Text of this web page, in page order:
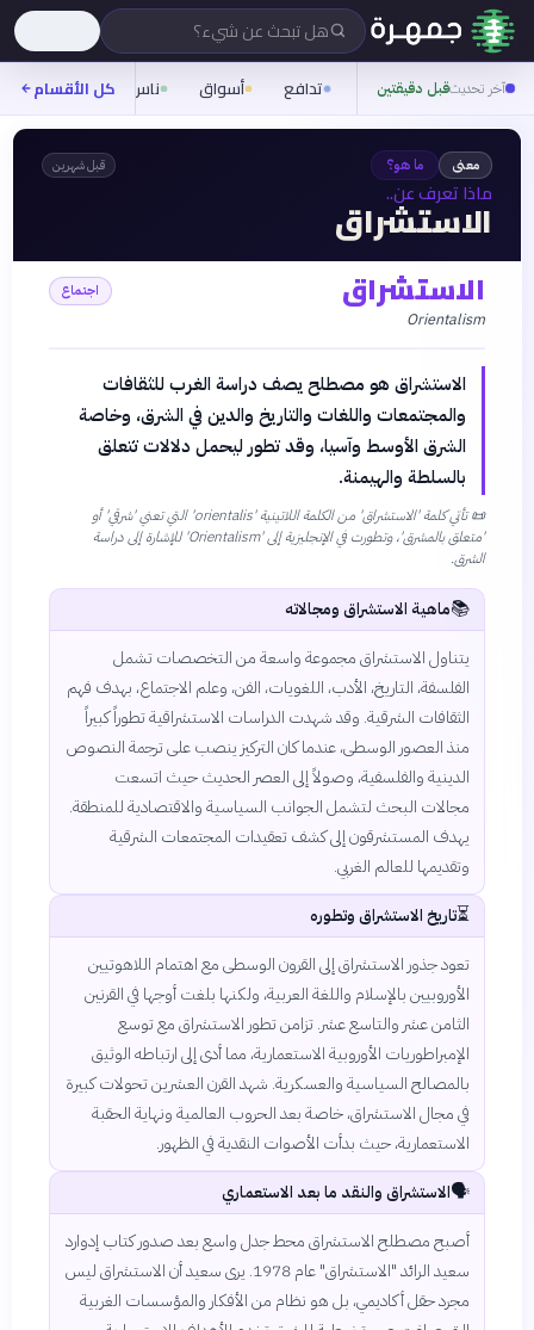
هل تبحث عن شيء؟
آخر تحديثقبل دقيقتين تدافع أسواق ناس روح
كل الأقسام
معنى ما هو؟ قبل شهرين
ماذا تعرف عن..
الاستشراق
الاستشراق
Orientalism
اجتماع
الاستشراق هو مصطلح يصف دراسة الغرب للثقافات
والمجتمعات واللغات والتاريخ والدين في الشرق، وخاصة
الشرق الأوسط وآسيا، وقد تطور ليحمل دلالات تتعلق
بالسلطة والهيمنة.
📜
تأتي كلمة 'الاستشراق' من الكلمة اللاتينية 'orientalis' التي تعني 'شرقي' أو
'متعلق بالمشرق'، وتطورت في الإنجليزية إلى 'Orientalism' للإشارة إلى دراسة
الشرق.
📚ماهية الاستشراق ومجالاته
يتناول الاستشراق مجموعة واسعة من التخصصات تشمل
الفلسفة، التاريخ، الأدب، اللغويات، الفن، وعلم الاجتماع، بهدف فهم
الثقافات الشرقية. وقد شهدت الدراسات الاستشراقية تطوراً كبيراً
منذ العصور الوسطى، عندما كان التركيز ينصب على ترجمة النصوص
الدينية والفلسفية، وصولاً إلى العصر الحديث حيث اتسعت
مجالات البحث لتشمل الجوانب السياسية والاقتصادية للمنطقة.
يهدف المستشرقون إلى كشف تعقيدات المجتمعات الشرقية
وتقديمها للعالم الغربي.
⏳تاريخ الاستشراق وتطوره
تعود جذور الاستشراق إلى القرون الوسطى مع اهتمام اللاهوتيين
الأوروبيين بالإسلام واللغة العربية، ولكنها بلغت أوجها في القرنين
الثامن عشر والتاسع عشر. تزامن تطور الاستشراق مع توسع
الإمبراطوريات الأوروبية الاستعمارية، مما أدى إلى ارتباطه الوثيق
بالمصالح السياسية والعسكرية. شهد القرن العشرين تحولات كبيرة
في مجال الاستشراق، خاصة بعد الحروب العالمية ونهاية الحقبة
الاستعمارية، حيث بدأت الأصوات النقدية في الظهور.
🗣️الاستشراق والنقد ما بعد الاستعماري
أصبح مصطلح الاستشراق محط جدل واسع بعد صدور كتاب إدوارد
سعيد الرائد "الاستشراق" عام 1978. يرى سعيد أن الاستشراق ليس
مجرد حقل أكاديمي، بل هو نظام من الأفكار والمؤسسات الغربية